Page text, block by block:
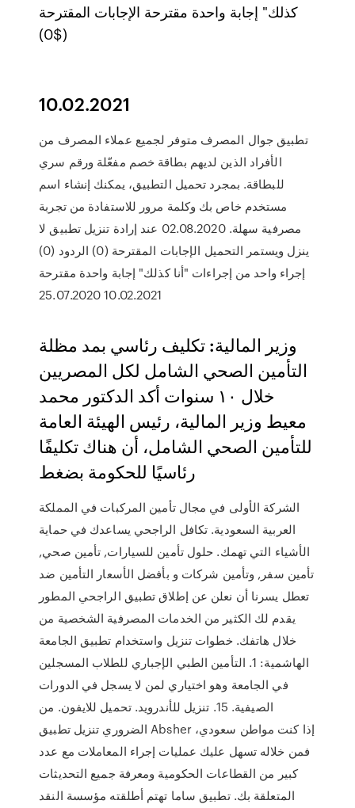
كذلك" إجابة واحدة مقترحة الإجابات المقترحة
($0)
10.02.2021
تطبيق جوال المصرف متوفر لجميع عملاء المصرف من
الأفراد الذين لديهم بطاقة خصم مفعّلة ورقم سري
للبطاقة. بمجرد تحميل التطبيق، يمكنك إنشاء اسم
مستخدم خاص بك وكلمة مرور للاستفادة من تجربة
مصرفية سهلة. 02.08.2020 عند إرادة تنزيل تطبيق لا
ينزل ويستمر التحميل الإجابات المقترحة (0) الردود (0)
إجراء واحد من إجراءات "أنا كذلك" إجابة واحدة مقترحة
10.02.2021 25.07.2020
وزير المالية: تكليف رئاسي بمد مظلة
التأمين الصحي الشامل لكل المصريين
خلال ١٠ سنوات أكد الدكتور محمد
معيط وزير المالية، رئيس الهيئة العامة
للتأمين الصحي الشامل، أن هناك تكليفًا
رئاسيًا للحكومة بضغط
الشركة الأولى في مجال تأمين المركبات في المملكة
العربية السعودية. تكافل الراجحي يساعدك في حماية
الأشياء التي تهمك. حلول تأمين للسيارات, تأمين صحي,
تأمين سفر, وتأمين شركات و بأفضل الأسعار التأمين ضد
تعطل يسرنا أن نعلن عن إطلاق تطبيق الراجحي المطور
يقدم لك الكثير من الخدمات المصرفية الشخصية من
خلال هاتفك. خطوات تنزيل واستخدام تطبيق الجامعة
الهاشمية: 1. التأمين الطبي الإجباري للطلاب المسجلين
في الجامعة وهو اختياري لمن لا يسجل في الدورات
الصيفية. 15. تنزيل للأندرويد. تحميل للايفون. من
الضروري تنزيل تطبيق Absher إذا كنت مواطن سعودي،
فمن خلاله تسهل عليك عمليات إجراء المعاملات مع عدد
كبير من القطاعات الحكومية ومعرفة جميع التحديثات
المتعلقة بك. تطبيق ساما تهتم أطلقته مؤسسة النقد